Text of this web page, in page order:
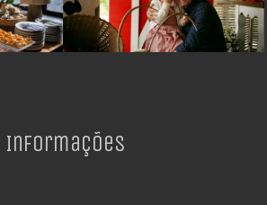
Informações